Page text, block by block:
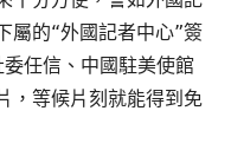
屬的“外國記者中心”簽
委任信、中國駐美使館
，等候片刻就能得到免